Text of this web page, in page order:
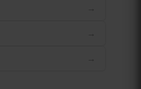
→
→
→